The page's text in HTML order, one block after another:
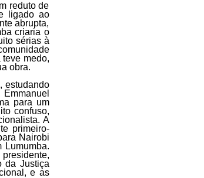
reduto de
ligado ao
abrupta,
criaria o
sérias à
medo,
obra.
estudando
para um
confuso,
A
primeiro-
Nairobi
Lumumba.
da Justiça
e as